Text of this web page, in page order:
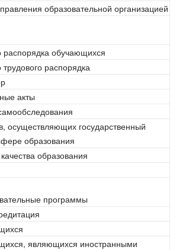
образовательной организацией
распорядка обучающихся
распорядка
акты
осуществляющих государственный
образования
образования
программы
являющихся иностранными